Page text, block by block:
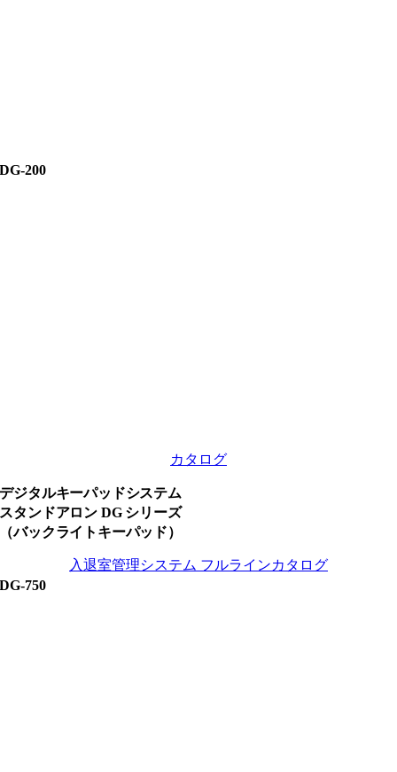
DG-200
カタログ
デジタルキーパッドシステム
スタンドアロン DG シリーズ
（バックライトキーパッド）
入退室管理システム フルラインカタログ
DG-750